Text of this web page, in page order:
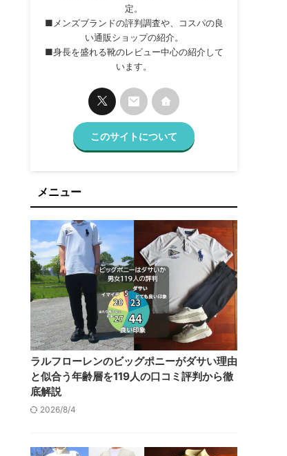
定。
■メンズブランドの評判調査や、コスパの良
い通販ショップの紹介。
■身長を盛れる靴のレビュー中心の紹介して
います。
このサイトについて
メニュー
ラルフローレンのビッグポニーがダサい理由
と似合う年齢層を119人の口コミ評判から徹
底解説
2026/8/4